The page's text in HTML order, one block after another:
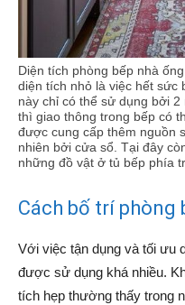
Diện tích phòng bếp nhà
diện tích nhỏ là việc hết sức
này chỉ có thể sử dụng bởi
thì giao thông trong bếp có
được cung cấp thêm nguồn
nhiên bởi cửa sổ. Tại đây
những đồ vật ở tủ bếp phía
Cách bố trí phòng
Với việc tận dụng và tối ưu
được sử dụng khá nhiều.
tích hẹp thường thấy trong